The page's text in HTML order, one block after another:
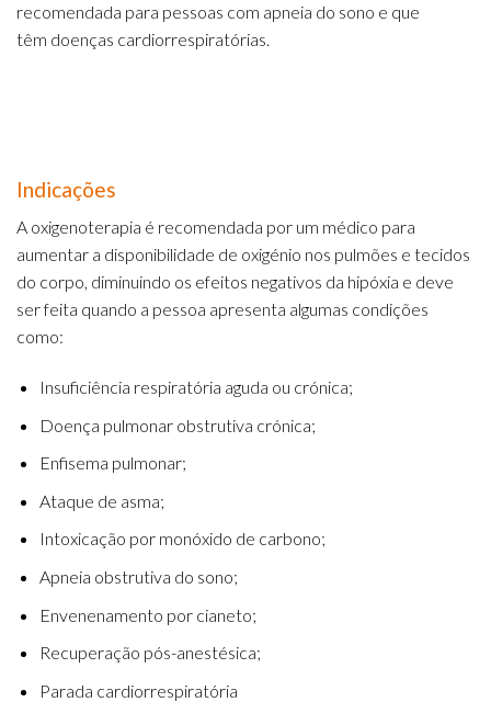
recomendada para pessoas com apneia do sono e que
têm doenças cardiorrespiratórias.
Indicações
A oxigenoterapia é recomendada por um médico para
aumentar a disponibilidade de oxigénio nos pulmões e tecidos
do corpo, diminuindo os efeitos negativos da hipóxia e deve
ser feita quando a pessoa apresenta algumas condições
como:
Insuficiência respiratória aguda ou crónica;
Doença pulmonar obstrutiva crónica;
Enfisema pulmonar;
Ataque de asma;
Intoxicação por monóxido de carbono;
Apneia obstrutiva do sono;
Envenenamento por cianeto;
Recuperação pós-anestésica;
Parada cardiorrespiratória